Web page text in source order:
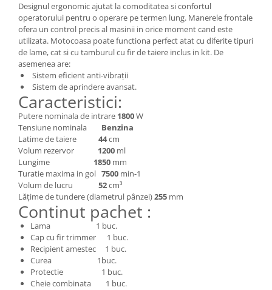
Cabluri si incarcatoare acumulator
Echipamente de ridicat
Chinga ancorare
Depozitare si organizare
Freza de zapada
Echipamente de curatenie
Designul ergonomic ajutat la comoditatea si confortul
operatorului pentru o operare pe termen lung. Manerele frontale
ofera un control precis al masinii in orice moment cand este
utilizata. Motocoasa poate functiona perfect atat cu diferite tipuri
de lame, cat si cu tamburul cu fir de taiere inclus in kit. De
asemenea are:
Sistem eficient anti-vibrații
Sistem de aprindere avansat.
Caracteristici:
Putere nominala de intrare 1800W
Tensiune nominala Benzina
Latime de taiere 44cm
Volum rezervor 1200 ml
Lungime 1850 mm
Turatie maxima in gol 7500 min-1
Volum de lucru 52cm³
Lățime de tundere (diametrul pânzei)255 mm
Continut pachet :
Lama 1 buc.
Cap cu fir trimmer 1 buc.
Recipient amestec 1 buc.
Curea 1buc.
Protectie 1 buc.
Cheie combinata 1 buc.